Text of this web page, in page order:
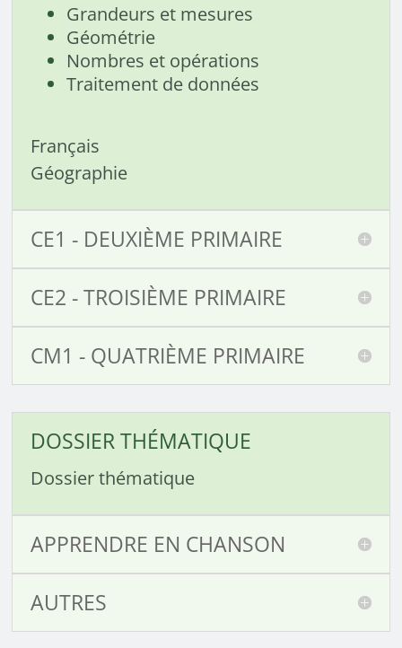
Grandeurs et mesures
Géométrie
Nombres et opérations
Traitement de données
Français
Géographie
CE1 - DEUXIÈME PRIMAIRE
CE2 - TROISIÈME PRIMAIRE
CM1 - QUATRIÈME PRIMAIRE
DOSSIER THÉMATIQUE
Dossier thématique
APPRENDRE EN CHANSON
AUTRES